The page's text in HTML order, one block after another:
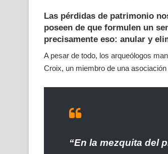
Las pérdidas de patrimonio
poseen de que formulen un
precisamente eso: anular y
A pesar de todo, los arqueólogos
Croix, un miembro de una
“En la mezquita del